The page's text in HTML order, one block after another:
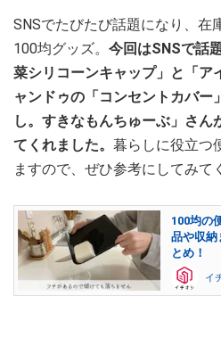
SNSでたびたび話題になり、在
100均グッズ。 今回はSNSで話
菜シリコーンキャップ」と「ア
ャンドゥの「コンセントカバー
し。すきなもんちゅーぶ」さん
てくれました。 暮らしに役立つ
ますので、ぜひ参考にしてみて
100均の
品や収納
とめ！
イ